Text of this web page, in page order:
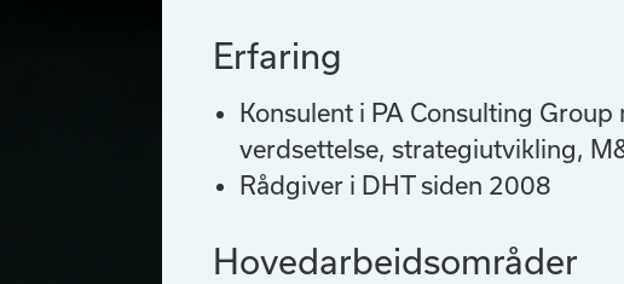
Erfaring
Konsulent i PA Consulting
verdsettelse, strategiutvikling,
Rådgiver i DHT siden 2008
Hovedarbeidsområder